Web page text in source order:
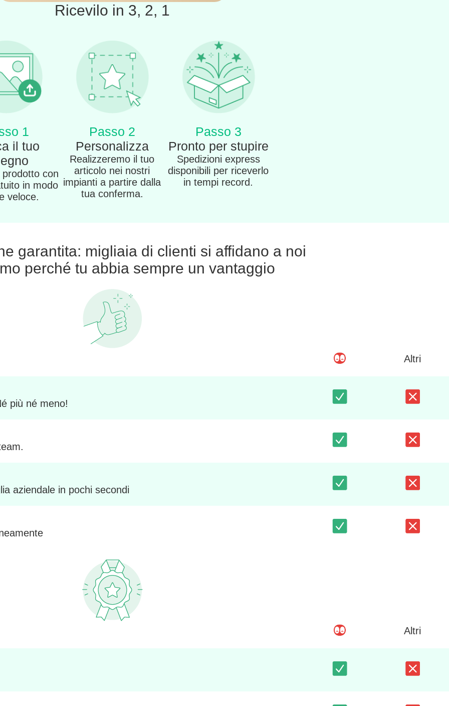
Ricevilo in 3, 2, 1
1
il tuo
con
in modo
veloce.
Passo 2
Personalizza
Realizzeremo il tuo
articolo nei nostri
impianti a partire dalla
tua conferma.
Passo 3
Pronto per stupire
Spedizioni express
disponibili per riceverlo
in tempi record.
garantita: migliaia di clienti si affidano a noi
perché tu abbia sempre un vantaggio
Altri
più né meno!
aziendale in pochi secondi
Altri